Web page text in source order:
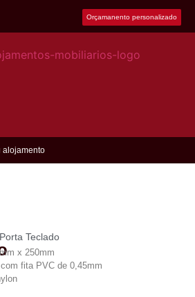
Orçamanento personalizado
alojamento
Teclado
x 250mm
fita PVC de 0,45mm